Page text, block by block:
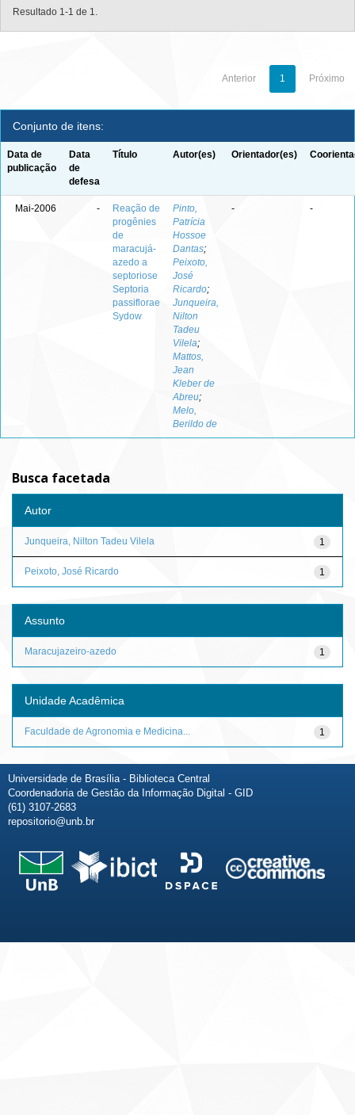
Resultado 1-1 de 1.
Anterior 1 Próximo
Conjunto de itens:
Data de
publicação
Data
de
defesa
Título Autor(es) Orientador(es)
Mai-2006 -
Reação de
progênies
de
maracujá-
azedo a
septoriose
Septoria
passiflorae
Sydow
Pinto,
Patrícia
Hossoe
Dantas;
Peixoto,
José
Ricardo;
Junqueira,
Nilton
Tadeu
Vilela;
Mattos,
Jean
Kleber de
Abreu;
Melo,
Berildo de
- -
Busca facetada
Autor
1
Junqueira, Nilton Tadeu Vilela
1
Peixoto, José Ricardo
Assunto
1
Maracujazeiro-azedo
Unidade Acadêmica
1
Faculdade de Agronomia e Medicina...
Universidade de Brasília - Biblioteca Central
Coordenadoria de Gestão da Informação Digital - GID
(61) 3107-2683
repositorio@unb.br